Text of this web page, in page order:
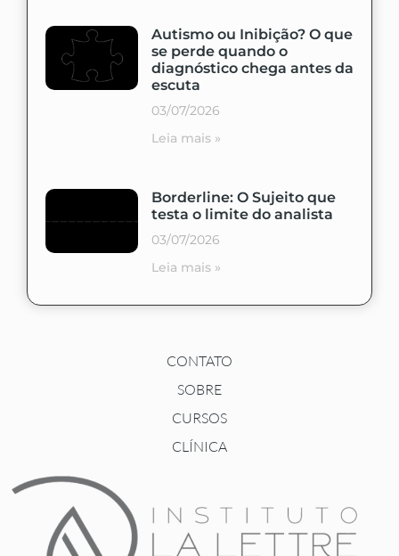
Autismo ou Inibição? O que
se perde quando o
diagnóstico chega antes da
escuta
03/07/2026
Leia mais »
Borderline: O Sujeito que
testa o limite do analista
03/07/2026
Leia mais »
CONTATO
SOBRE
CURSOS
CLÍNICA